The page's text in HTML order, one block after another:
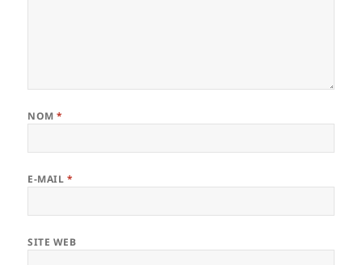
NOM*
E-MAIL *
SITE WEB